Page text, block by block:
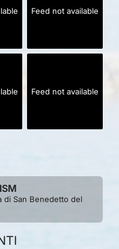
Feed not available
Feed not available
di San Benedetto del